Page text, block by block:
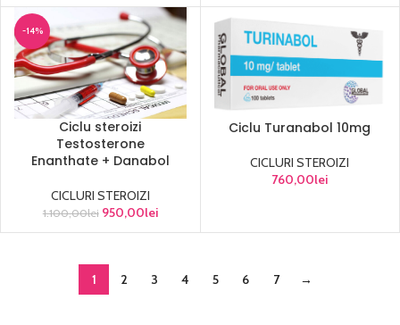
-14%
Ciclu steroizi
Testosterone
Enanthate + Danabol
CICLURI STEROIZI
1.100,00lei 950,00lei
Ciclu Turanabol 10mg
CICLURI STEROIZI
760,00lei
1 2 3 4 5 6 7 →